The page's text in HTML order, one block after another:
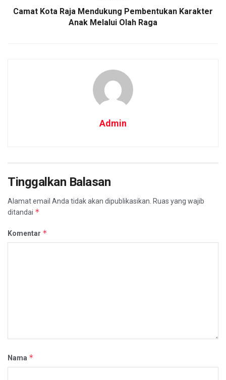
Camat Kota Raja Mendukung Pembentukan Karakter
Anak Melalui Olah Raga
Admin
Tinggalkan Balasan
Alamat email Anda tidak akan dipublikasikan. Ruas yang wajib
ditandai *
Komentar *
Nama *